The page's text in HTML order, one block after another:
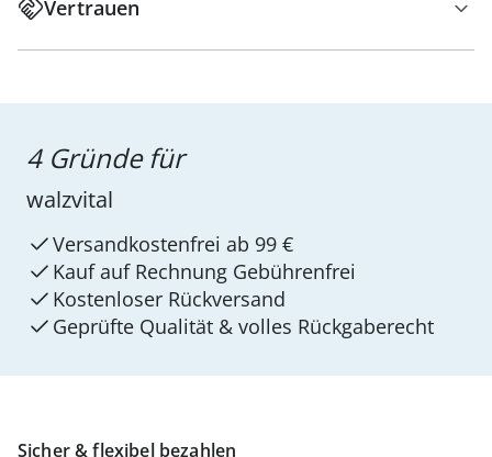
Vertrauen
Sicher & flexibel bezahlen
4 Gründe für
walzvital
Versandkostenfrei ab 99 €
Kauf auf Rechnung Gebührenfrei
Kostenloser Rückversand
Geprüfte Qualität & volles Rückgaberecht